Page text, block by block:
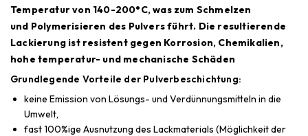
Temperatur von 140-200°C, was zum Schmelzen
und Polymerisieren des Pulvers führt. Die resultierende
Lackierung ist resistent gegen Korrosion, Chemikalien,
hohe temperatur- und mechanische Schäden
Grundlegende Vorteile der Pulverbeschichtung:
keine Emission von Lösungs- und Verdünnungsmitteln in die
Umwelt,
fast 100%ige Ausnutzung des Lackmaterials (Möglichkeit der